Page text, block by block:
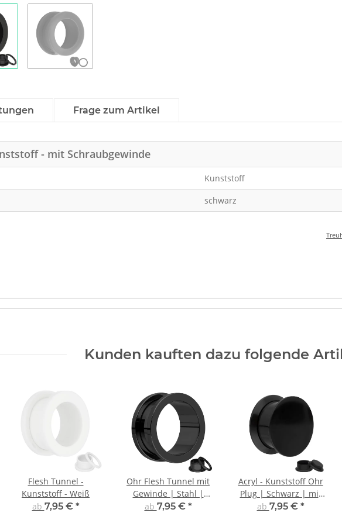
Frage zum Artikel
- mit Schraubgewinde
Kunststoff
schwarz
Kunden kauften dazu folgende
Flesh Tunnel -
Kunststoff - Weiß
ab 7,95 € *
Ohr Flesh Tunnel mit
Gewinde | Stahl |
Schwarz
ab 7,95 € *
Acryl - Kunststoff Ohr
Plug | Schwarz | mit
Gewinde
ab 7,95 € *